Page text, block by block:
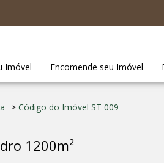
Imóvel Encomende seu Imóvel
> Código do Imóvel ST 009
1200m²